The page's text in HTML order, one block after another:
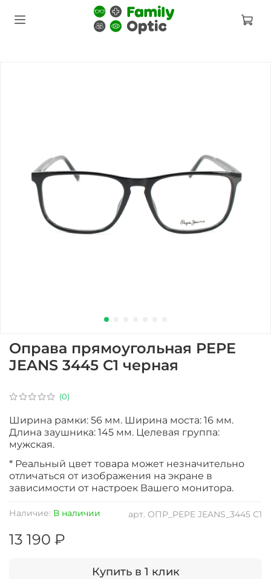
(0)
арт. ОПР_PEPE JEANS_3445 С1
Наличие: В наличии
Оправа прямоугольная PEPE
JEANS 3445 С1 черная
13 190 ₽
Купить в 1 клик
Ширина рамки: 56 мм. Ширина моста: 16 мм.
Длина заушника: 145 мм. Целевая группа:
мужская.
* Реальный цвет товара может незначительно
отличаться от изображения на экране в
зависимости от настроек Вашего монитора.